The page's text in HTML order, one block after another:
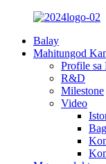
Balay
Mahitungod
Profile sa
R&D
Milestone
Video